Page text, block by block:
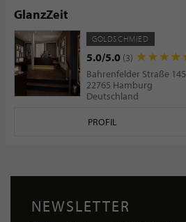
GlanzZeit
GOLDSCHMIED
5.0/5.0 (3)
Bahrenfelder Straße 145
22765 Hamburg
Deutschland
PROFIL
NEWSLETTER